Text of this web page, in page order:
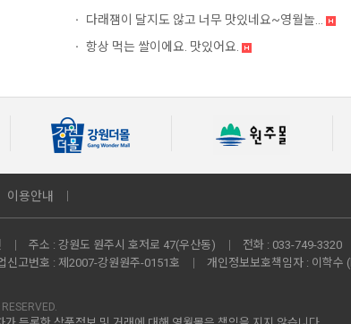
다래잼이 달지도 않고 너무 맛있네요~영월놀...
항상 먹는 쌀이에요. 맛있어요.
이용안내
주소 : 강원도 원주시 호저로 47(우산동) 전화 : 033-749-3320
신고번호 : 제2007-강원원주-0151호 개인정보보호책임자 : 이학수 (